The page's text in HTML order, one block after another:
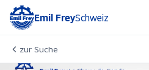
Emil FreySchweiz
zur Suche